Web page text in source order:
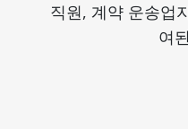
직원, 계약 운송업
여